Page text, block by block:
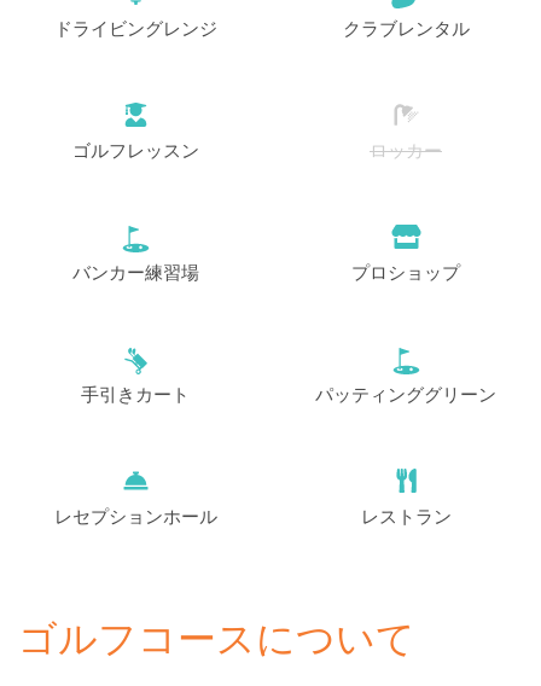
ドライビングレンジ クラブレンタル
ゴルフレッスン ロッカー
バンカー練習場 プロショップ
手引きカート パッティンググリーン
レセプションホール レストラン
ゴルフコースについて